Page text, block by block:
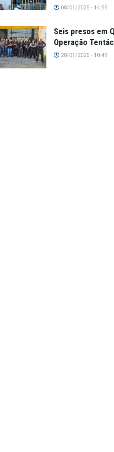
08/01/2025 - 14:55
Seis presos em
Operação
28/01/2025 - 10:49